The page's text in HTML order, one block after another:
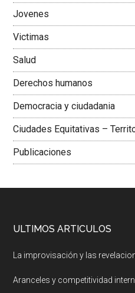
Jovenes
Victimas
Salud
Derechos humanos
Democracia y ciudadania
Ciudades Equitativas –
Publicaciones
ULTIMOS ARTICULOS
La improvisación y las
Aranceles y competitividad